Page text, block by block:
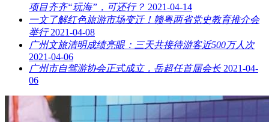
项目齐齐“玩海”，可还行？ 2021-04-14
一文了解红色旅游市场变迁！赣粤两省党史教育推介会
举行 2021-04-08
广州文旅清明成绩亮眼：三天共接待游客近500万人次
2021-04-06
广州市自驾游协会正式成立，岳超任首届会长 2021-04-
06